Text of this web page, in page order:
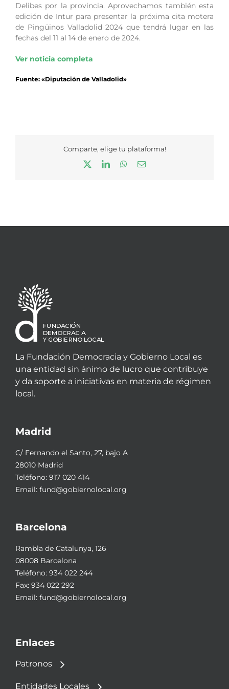
Delibes por la provincia. Aprovechamos también esta
edición de Intur para presentar la próxima cita motera
de Pingüinos Valladolid 2024 que tendrá lugar en las
fechas del 11 al 14 de enero de 2024.
Ver noticia completa
Fuente: «Diputación de Valladolid»
Comparte, elige tu plataforma!
LinkedInWhatsApp
Correo
La Fundación Democracia y Gobierno Local es
una entidad sin ánimo de lucro que contribuye
y da soporte a iniciativas en materia de régimen
local.
Madrid
C/ Fernando el Santo, 27, bajo A
28010 Madrid
Teléfono: 917 020 414
Email: fund@gobiernolocal.org
Barcelona
Rambla de Catalunya, 126
08008 Barcelona
Teléfono: 934 022 244
Fax: 934 022 292
Email: fund@gobiernolocal.org
Enlaces
Patronos
Entidades Locales